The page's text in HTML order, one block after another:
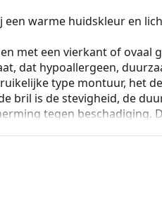
warme huidskleur en
met een vierkant of ovaal
dat hypoallergeen,
type montuur, het
bril is de stevigheid, de
tegen beschadiging.
en verzorgen van